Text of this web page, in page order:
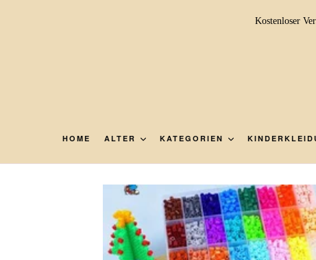
Kostenloser
HOME ALTER KATEGORIEN